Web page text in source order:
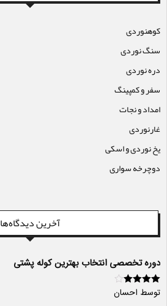
کوهنوردی
سنگ نوردی
دره نوردی
سفر و کمپینگ
امداد و نجات
غارنوردی
یخ نوردی و اسکی
دوچرخه سواری
آخرین دیدگاه‌ها
دوره تخصصی انتخاب بهترین کوله پشتی
امتیاز 4از
5
توسط احسان